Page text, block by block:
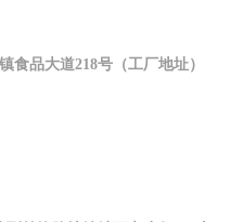
食品大道218号（工厂地址）